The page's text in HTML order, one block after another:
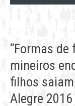
“Formas
mineiros
filhos
Alegre 2016